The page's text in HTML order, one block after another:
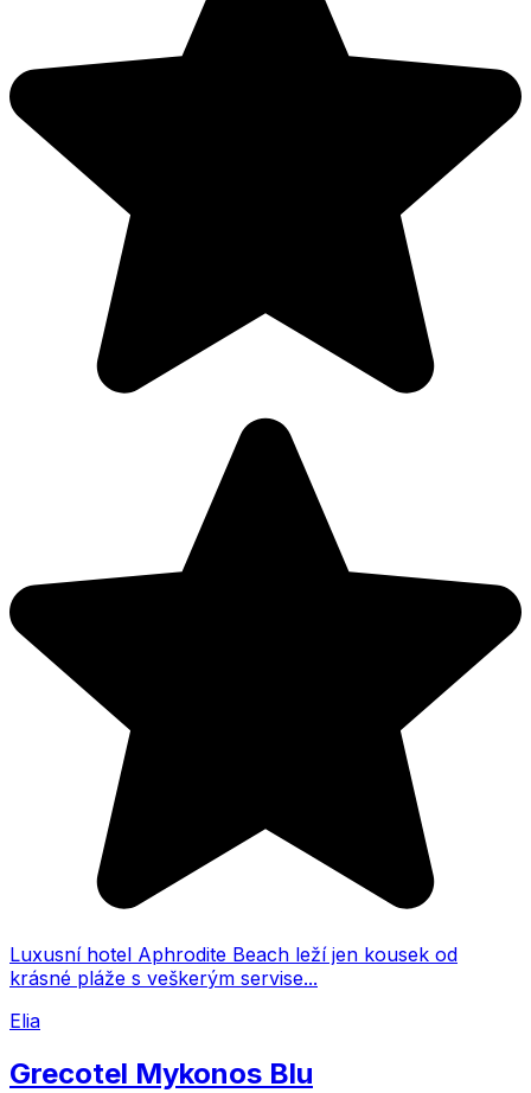
Luxusní hotel Aphrodite Beach leží jen kousek od
krásné pláže s veškerým servise...
Elia
Grecotel Mykonos Blu